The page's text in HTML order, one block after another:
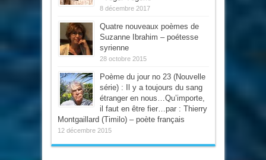
8 décembre 2017
Quatre nouveaux poèmes de
Suzanne Ibrahim – poétesse
syrienne
28 octobre 2015
Poème du jour no 23 (Nouvelle
série) : Il y a toujours du sang
étranger en nous…Qu’importe,
il faut en être fier…par : Thierry
Montgaillard (Timilo) – poète français
12 décembre 2015